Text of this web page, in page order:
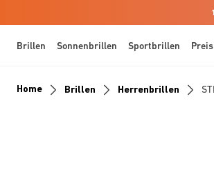
Brillen Sonnenbrillen Sportbrillen
Home Brillen Herrenbrillen